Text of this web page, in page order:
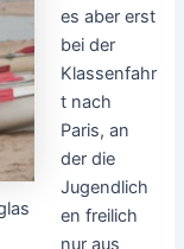
es aber erst
bei der
Klassenfahr
t nach
Paris, an
der die
Jugendlich
en freilich
nur aus